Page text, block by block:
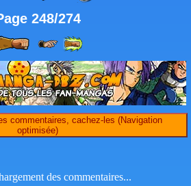
248/274
commentaires, cachez-les (Navigation
optimisée)
des commentaires...